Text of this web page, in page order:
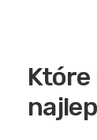
Które